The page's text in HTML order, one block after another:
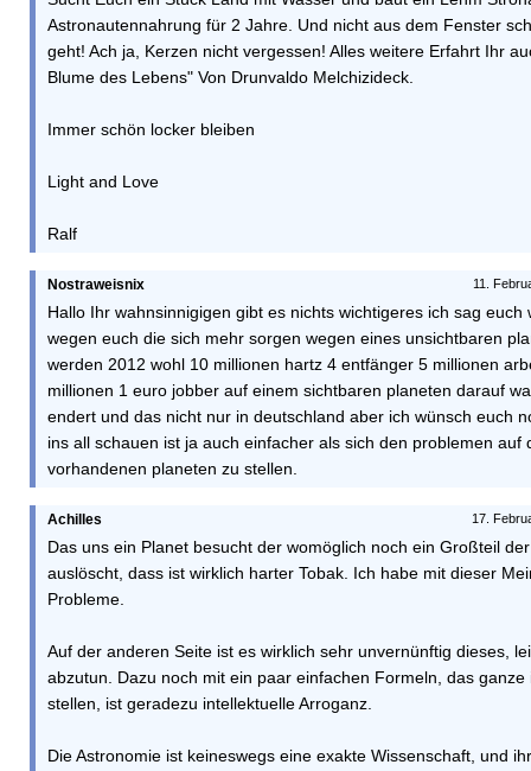
Astronautennahrung für 2 Jahre. Und nicht aus dem Fenster
geht! Ach ja, Kerzen nicht vergessen! Alles weitere Erfahrt Ihr
Blume des Lebens" Von Drunvaldo Melchizideck.
Immer schön locker bleiben
Light and Love
Ralf
11.
Nostraweisnix
Hallo Ihr wahnsinnigigen gibt es nichts wichtigeres ich sag euch
wegen euch die sich mehr sorgen wegen eines unsichtbaren
werden 2012 wohl 10 millionen hartz 4 entfänger 5 millionen
millionen 1 euro jobber auf einem sichtbaren planeten darauf
endert und das nicht nur in deutschland aber ich wünsch euch
ins all schauen ist ja auch einfacher als sich den problemen auf
vorhandenen planeten zu stellen.
17.
Achilles
Das uns ein Planet besucht der womöglich noch ein Großteil
auslöscht, dass ist wirklich harter Tobak. Ich habe mit dieser
Probleme.
Auf der anderen Seite ist es wirklich sehr unvernünftig dieses,
abzutun. Dazu noch mit ein paar einfachen Formeln, das ganze
stellen, ist geradezu intellektuelle Arroganz.
Die Astronomie ist keineswegs eine exakte Wissenschaft, und